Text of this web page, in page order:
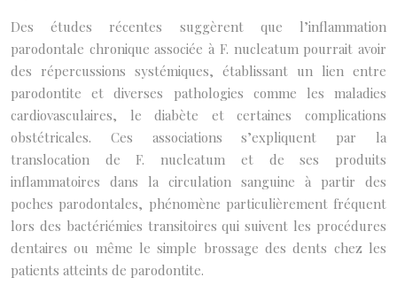
Des études récentes suggèrent que l’inflammation
parodontale chronique associée à F. nucleatum pourrait avoir
des répercussions systémiques, établissant un lien entre
parodontite et diverses pathologies comme les maladies
cardiovasculaires, le diabète et certaines complications
obstétricales. Ces associations s’expliquent par la
translocation de F. nucleatum et de ses produits
inflammatoires dans la circulation sanguine à partir des
poches parodontales, phénomène particulièrement fréquent
lors des bactériémies transitoires qui suivent les procédures
dentaires ou même le simple brossage des dents chez les
patients atteints de parodontite.